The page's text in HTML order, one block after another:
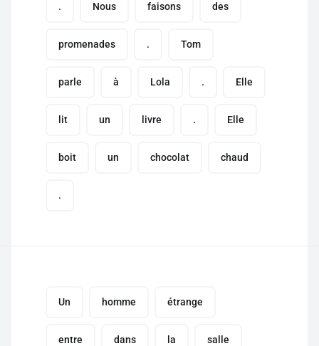
. Nous faisons des
promenades . Tom
parle à Lola . Elle
lit un livre . Elle
boit un chocolat chaud
.
Un homme étrange
entre dans la salle